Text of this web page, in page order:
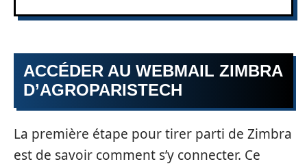
ACCÉDER AU WEBMAIL ZIMBRA
D’AGROPARISTECH
La première étape pour tirer parti de Zimbra
est de savoir comment s’y connecter. Ce